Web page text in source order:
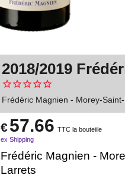
2018/2019
Frédéric Magnien - Morey-
€57.66 TTC la bouteiile
ex Shipping
Frédéric Magnien -
Larrets